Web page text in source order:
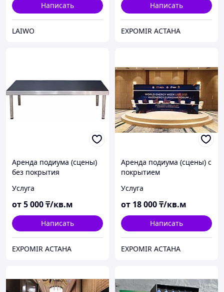
Написать
LAIWO
Написать
EXPOMIR АСТАНА
Аренда подиума (сцены)
без покрытия
Услуга
от5 000₸/кв.м
Написать
EXPOMIR АСТАНА
Аренда подиума (сцены) с
покрытием
Услуга
от 18 000₸/кв.м
Написать
EXPOMIR АСТАНА